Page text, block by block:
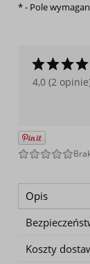
*- Pole
4,0 (2
Opis
Koszty
Cena nie